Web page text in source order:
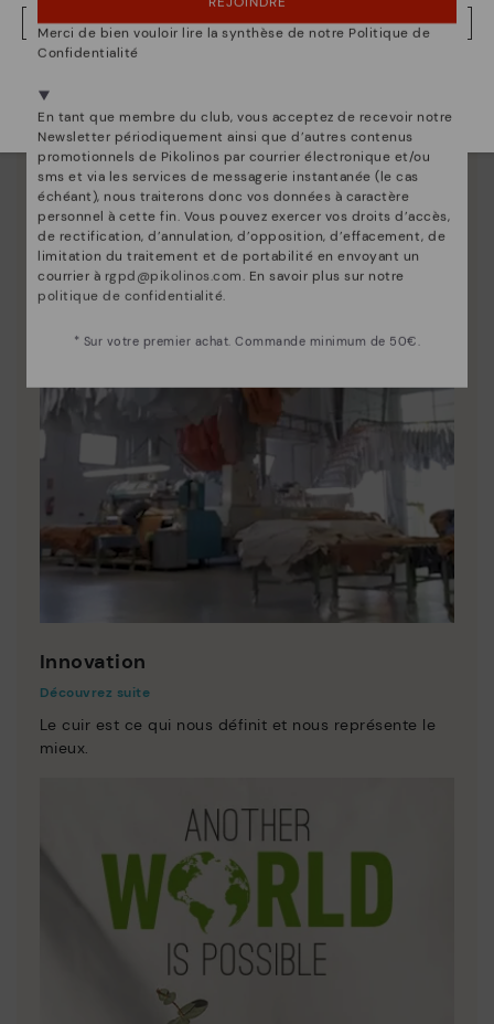
Découvrez suite
Depuis 1984, nous nous efforçons de rendre chaque
Innovation
Découvrez suite
Le cuir est ce qui nous définit et nous représente le
mieux.
NON, JE VEUX ALLER SUR LE SITE WEB DU BELGIQUE
Merci de bien vouloir lire la synthèse de notre Politique de
Confidentialité
En tant que membre du club, vous acceptez de recevoir notre
Newsletter périodiquement ainsi que d’autres contenus
promotionnels de Pikolinos par courrier électronique et/ou
sms et via les services de messagerie instantanée (le cas
échéant), nous traiterons donc vos données à caractère
personnel à cette fin. Vous pouvez exercer vos droits d’accès,
de rectification, d’annulation, d’opposition, d’effacement, de
limitation du traitement et de portabilité en envoyant un
courrier à rgpd@pikolinos.com. En savoir plus sur notre
politique de confidentialité.
* Sur votre premier achat. Commande minimum de 50€.